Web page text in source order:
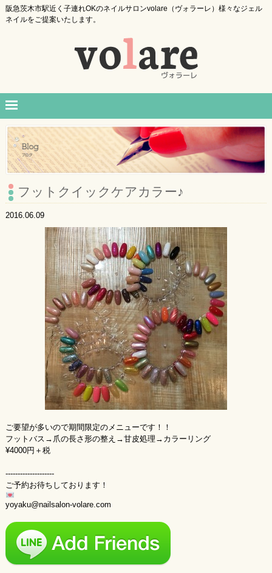
阪急茨木市駅近く子連れOKのネイルサロンvolare（ヴォラーレ）様々なジェル
ネイルをご提案いたします。
フットクイックケアカラー♪
2016.06.09
ご要望が多いので期間限定のメニューです！！
フットバス→爪の長さ形の整え→甘皮処理→カラーリング
¥4000円＋税
--------------------
ご予約お待ちしております！
yoyaku@nailsalon-volare.com